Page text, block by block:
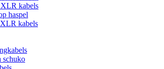
kabels
haspel
kabels
schuko